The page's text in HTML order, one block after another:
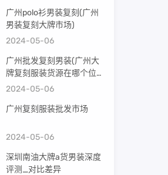
广州polo衫男装复刻(广州
男装复刻大牌市场)
2024-05-06
广州批发复刻男装(广州大
牌复刻服装货源在哪个位
置)
2024-05-06
广州复刻服装批发市场
2024-05-06
深圳南油大牌a货男装深度
评测_对比差异